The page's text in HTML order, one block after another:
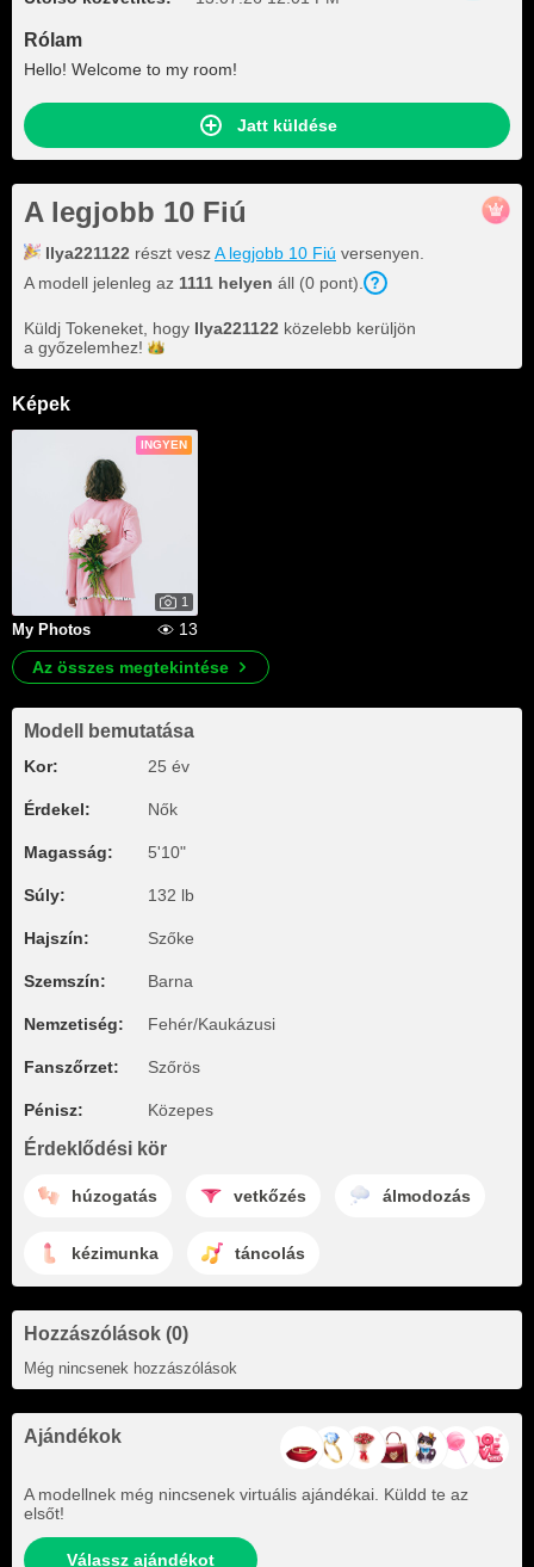
Rólam
Hello! Welcome to my room!
Jatt küldése
A legjobb 10 Fiú
Ilya221122 részt veszA legjobb 10 Fiú versenyen.
A modell jelenleg az 1111 helyen áll (0 pont).
Küldj Tokeneket, hogy Ilya221122 közelebb kerüljön
a győzelemhez!
Képek
INGYEN
1
My Photos
13
Az összes megtekintése
Modell bemutatása
Kor: 25 év
Érdekel: Nők
Magasság: 5'10"
Súly: 132 lb
Hajszín: Szőke
Szemszín: Barna
Nemzetiség: Fehér/Kaukázusi
Fanszőrzet: Szőrös
Pénisz: Közepes
Érdeklődési kör
húzogatás vetkőzés álmodozás
kézimunka táncolás
Hozzászólások (0)
Még nincsenek hozzászólások
Ajándékok
A modellnek még nincsenek virtuális ajándékai. Küldd te az
elsőt!
Válassz ajándékot